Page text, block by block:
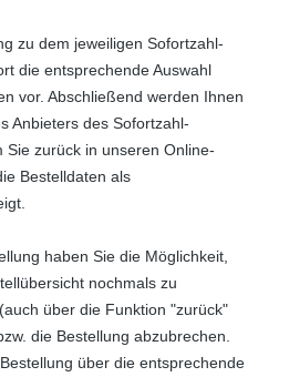
zu dem jeweiligen Sofortzahl-
die entsprechende Auswahl
vor. Abschließend werden Ihnen
Anbieters des Sofortzahl-
Sie zurück in unseren Online-
Bestelldaten als
haben Sie die Möglichkeit,
nochmals zu
über die Funktion "zurück"
die Bestellung abzubrechen.
über die entsprechende